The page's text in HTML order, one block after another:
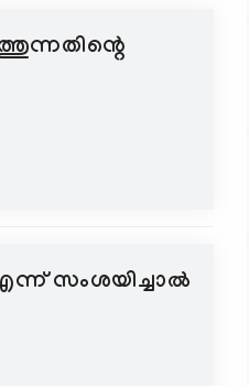
സംശയിച്ചാല്‍